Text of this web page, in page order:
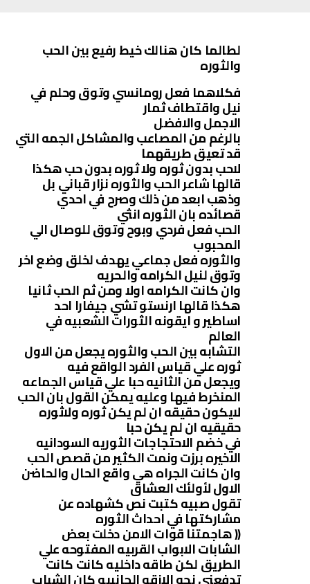
لطالما كان هنالك خيط رفيع بين الحب
والثوره
فكلاهما فعل رومانسي وتوق وحلم في
نيل واقتطاف ثمار
الاجمل والافضل
بالرغم من المصاعب والمشاكل الجمه التي
قد تعيق طريقهما
لاحب بدون ثوره ولا ثوره بدون حب هكذا
قالها شاعر الحب والثوره نزار قباني بل
وذهب ابعد من ذلك وصرح في احدي
قصائده بان الثوره انثي
الحب فعل فردي وبوح وتوق للوصال الي
المحبوب
والثوره فعل جماعي يهدف لخلق وضع اخر
وتوق لنيل الكرامه والحريه
وان كانت الكرامه اولا ومن ثم الحب ثانيا
هكذا قالها ارنستو تشي جيفارا احد
اساطير و ايقونه الثورات الشعبيه في
العالم
التشابه بين الحب والثوره يجعل من الاول
ثوره علي قياس الفرد الواقع فيه
ويجعل من الثانيه حبا علي قياس الجماعه
المنخرط فيها وعليه يمكن القول بان الحب
لايكون حقيقه ان لم يكن ثوره ولاثوره
حقيقيه ان لم يكن حبا
في خضم الاحتجاجات الثوريه السودانيه
الاخيره برزت ونمت الكثير من قصص الحب
وان كانت الجراه هي واقع الحال والحاضن
الاول لأولئك العشاق
تقول صبيه كتبت نص كشهاده عن
مشاركتها في احداث الثوره
(( هاجمتنا قوات الامن دخلت بعض
الشابات الابواب القربيه المفتوحه علي
الطريق لكن طاقه داخليه كانت كانت
تدفعني نحو الازقه الجانبيه كان الشباب